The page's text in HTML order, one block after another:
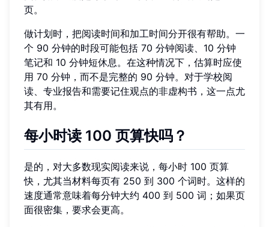
页。
做计划时，把阅读时间和加工时间分开很有帮助。一
个 90 分钟的时段可能包括 70 分钟阅读、10 分钟
笔记和 10 分钟短休息。在这种情况下，估算时应使
用 70 分钟，而不是完整的 90 分钟。对于学校阅
读、专业报告和需要记住观点的非虚构书，这一点尤
其有用。
每小时读 100 页算快吗？
是的，对大多数现实阅读来说，每小时 100 页算
快，尤其当材料每页有 250 到 300 个词时。这样的
速度通常意味着每分钟大约 400 到 500 词；如果页
面很密集，要求会更高。